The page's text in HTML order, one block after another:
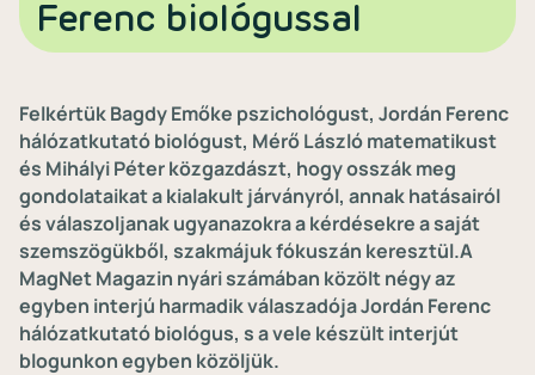
Ferenc biológussal
Felkértük Bagdy Emőke pszichológust, Jordán Ferenc
hálózatkutató biológust, Mérő László matematikust
és Mihályi Péter közgazdászt, hogy osszák meg
gondolataikat a kialakult járványról, annak hatásairól
és válaszoljanak ugyanazokra a kérdésekre a saját
szemszögükből, szakmájuk fókuszán keresztül.A
MagNet Magazin nyári számában közölt négy az
egyben interjú harmadik válaszadója Jordán Ferenc
hálózatkutató biológus, s a vele készült interjút
blogunkon egyben közöljük.